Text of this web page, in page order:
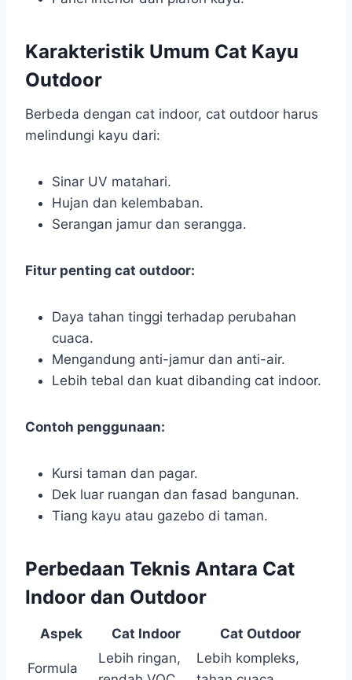
Karakteristik Umum Cat Kayu
Outdoor
Berbeda dengan cat indoor, cat outdoor harus
melindungi kayu dari:
Sinar UV matahari.
Hujan dan kelembaban.
Serangan jamur dan serangga.
Fitur penting cat outdoor:
Daya tahan tinggi terhadap perubahan
cuaca.
Mengandung anti-jamur dan anti-air.
Lebih tebal dan kuat dibanding cat indoor.
Contoh penggunaan:
Kursi taman dan pagar.
Dek luar ruangan dan fasad bangunan.
Tiang kayu atau gazebo di taman.
Perbedaan Teknis Antara Cat
Indoor dan Outdoor
Aspek Cat Indoor Cat Outdoor
Formula
Lebih ringan,
Lebih kompleks,